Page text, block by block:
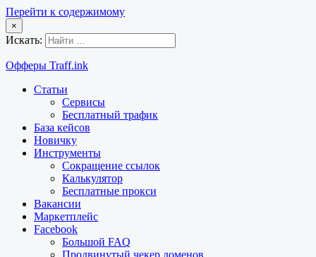
Перейти к содержимому
×
Искать:
Офферы Traff.ink
Статьи
Сервисы
Бесплатный трафик
База кейсов
Новичку
Инструменты
Сокращение ссылок
Калькулятор
Бесплатные прокси
Вакансии
Маркетплейс
Facebook
Большой FAQ
Продвинутый чекер доменов